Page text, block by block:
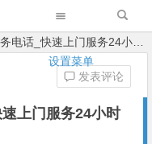
设置菜单
话_快速上门服务24小时在线
上门服务24小时
发表评论